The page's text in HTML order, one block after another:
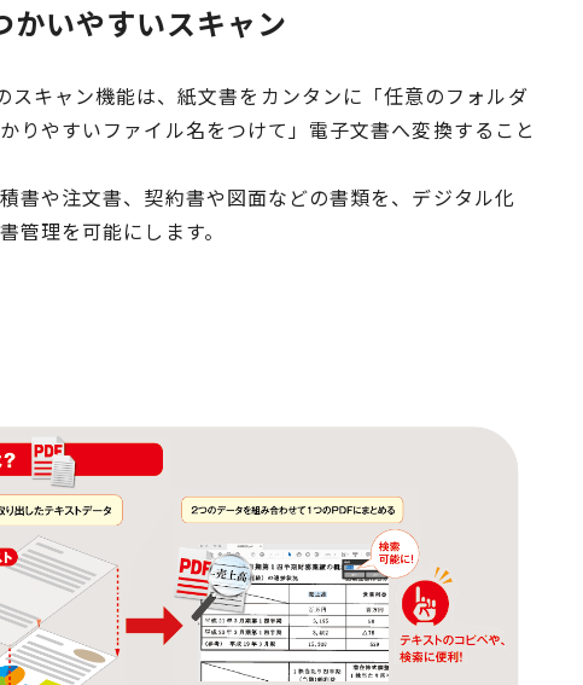
かいやすいスキャン
キャン機能は、紙文書をカンタンに「任意のフォルダ
りやすいファイル名をつけて」電子文書へ変換すること
書や注文書、契約書や図面などの書類を、デジタル化
管理を可能にします。